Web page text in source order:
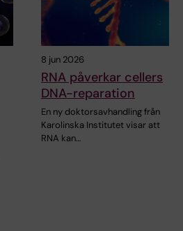
8 jun 2026
RNA påverkar cellers
DNA-reparation
En ny doktorsavhandling från
Karolinska Institutet visar att
RNA kan…